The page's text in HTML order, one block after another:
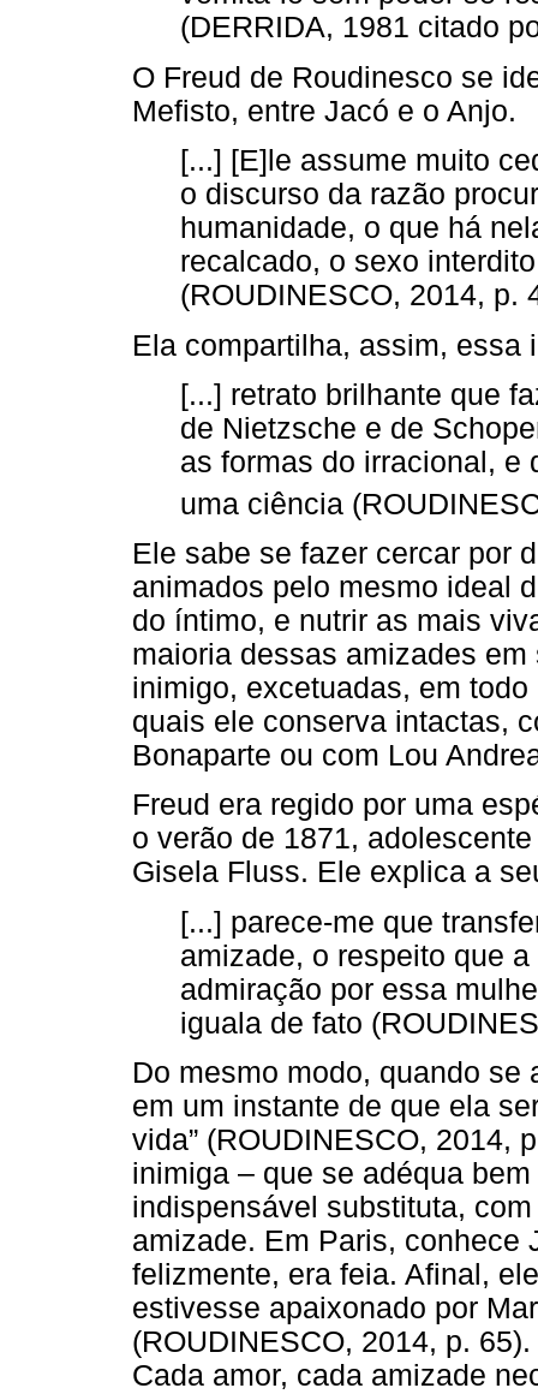
(DERRIDA, 1981 citado
O Freud de Roudinesco se
Mefisto, entre Jacó e o Anjo.
[...] [E]le assume muito
o discurso da razão
humanidade, o que há
recalcado, o sexo
(ROUDINESCO, 2014, p.
Ela compartilha, assim, essa
[...] retrato brilhante que
de Nietzsche e de
as formas do irracional, e
uma ciência
Ele sabe se fazer cercar por
animados pelo mesmo ideal
do íntimo, e nutrir as mais
maioria dessas amizades
inimigo, excetuadas, em
quais ele conserva intactas,
Bonaparte ou com Lou
Freud era regido por uma
o verão de 1871,
Gisela Fluss. Ele explica a
[...] parece-me que
amizade, o respeito que
admiração por essa
iguala de fato
Do mesmo modo, quando se
em um instante de que ela
vida” (ROUDINESCO, 2014,
inimiga – que se adéqua
indispensável substituta,
amizade. Em Paris, conhece
felizmente, era feia. Afinal,
estivesse apaixonado por
(ROUDINESCO, 2014, p.
Cada amor, cada amizade